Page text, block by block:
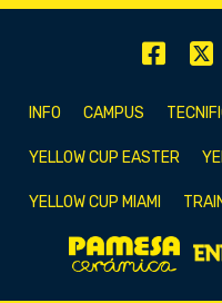
INFO CAMPUS
YELLOW CUP EASTER
YELLOW CUP MIAMI